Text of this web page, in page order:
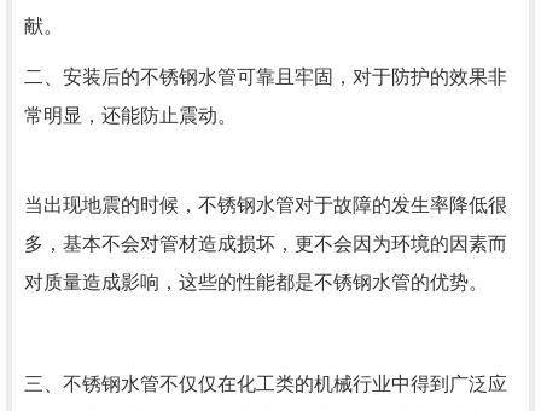
献。
二、安装后的不锈钢水管可靠且牢固，对于防护的效果非
常明显，还能防止震动。
当出现地震的时候，不锈钢水管对于故障的发生率降低很
多，基本不会对管材造成损坏，更不会因为环境的因素而
对质量造成影响，这些的性能都是不锈钢水管的优势。
三、不锈钢水管不仅仅在化工类的机械行业中得到广泛应